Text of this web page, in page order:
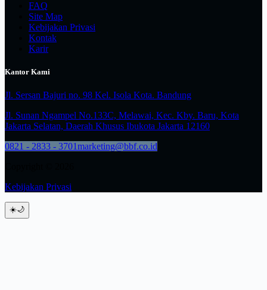
FAQ
Site Map
Kebijakan Privasi
Kontak
Karir
Kantor Kami
Jl. Sersan Bajuri no. 98 Kel. Isola Kota. Bandung
Jl. Sunan Ngampel No.133C, Melawai, Kec. Kby. Baru, Kota
Jakarta Selatan, Daerah Khusus Ibukota Jakarta 12160
0821 - 2833 - 3701marketing@bbf.co.id
Kebijakan Privasi
☀️🌙